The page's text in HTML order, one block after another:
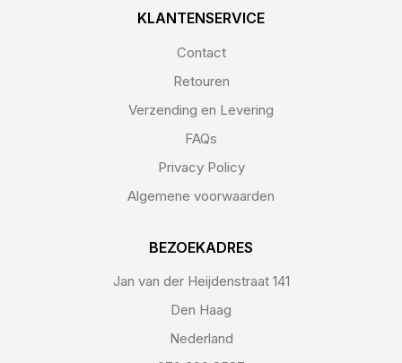
KLANTENSERVICE
Contact
Retouren
Verzending en Levering
FAQs
Privacy Policy
Algemene voorwaarden
BEZOEKADRES
Jan van der Heijdenstraat 141
Den Haag
Nederland